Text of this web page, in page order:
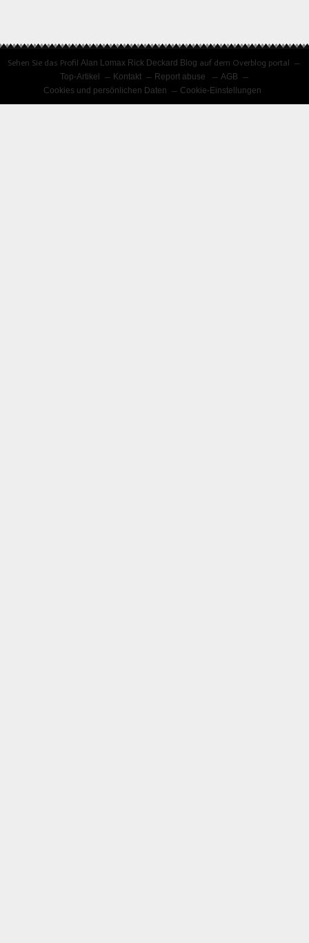
Sehen Sie das ProfilAlan Lomax Rick Deckard Blog auf dem Overblog portal
Top-Artikel
Kontakt Report abuse
AGB
Cookies und persönlichen Daten
Cookie-Einstellungen